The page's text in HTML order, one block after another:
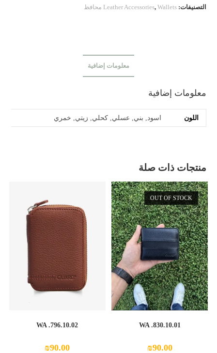
التصنيفات: Leather Accessories, Wallets محافظ
معلومات إضافية
معلومات إضافية
اللون اسود, بني, عسلي, كحلي, زيتي, خمري
منتجات ذات صلة
OUT OF STOCK
WA .830.10.01
₪90.00
WA .796.10.02
₪90.00